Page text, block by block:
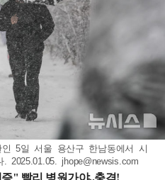
5일 서울 용산구 한남동에서 시
2025.01.05. jhope@newsis.com